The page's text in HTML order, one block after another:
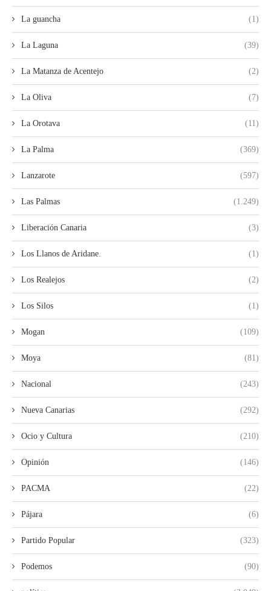
La guancha (1)
La Laguna (39)
La Matanza de Acentejo (2)
La Oliva (7)
La Orotava (11)
La Palma (369)
Lanzarote (597)
Las Palmas (1.249)
Liberación Canaria (3)
Los Llanos de Aridane. (1)
Los Realejos (2)
Los Silos (1)
Mogan (109)
Moya (81)
Nacional (243)
Nueva Canarias (292)
Ocio y Cultura (210)
Opinión (146)
PACMA (22)
Pájara (6)
Partido Popular (323)
Podemos (90)